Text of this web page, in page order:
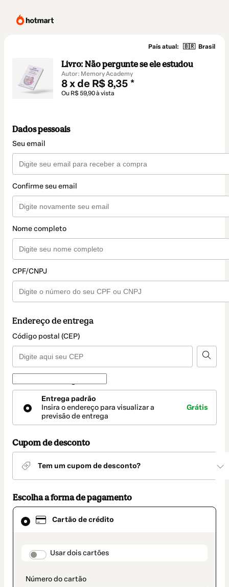
País atual: 🇧🇷 Brasil
Livro: Não pergunte se ele estudou
Autor: Memory Academy
8 x de R$ 8,35 *
Ou R$ 59,90 à vista
Dados pessoais
Seu email
Confirme seu email
Nome completo
CPF/CNPJ
Endereço de entrega
Código postal (CEP)
Forma
entrega
Entrega padrão
Insira o endereço para visualizar a
previsão de entrega
Grátis
Cupom de desconto
Tem um cupom de desconto?
Escolha a forma de pagamento
Cartão de crédito
payment_data.section_title_v2
Usar dois cartões
Cartão
de
como
método
pagamento